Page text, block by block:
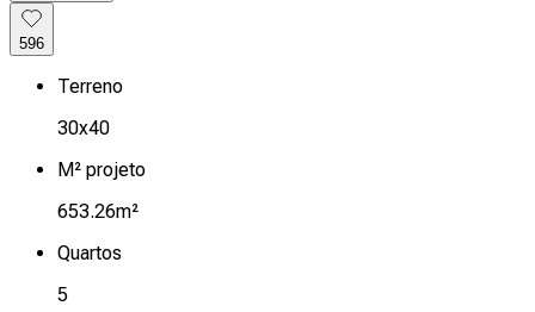
596
Terreno
30x40
M² projeto
653.26m²
Quartos
5